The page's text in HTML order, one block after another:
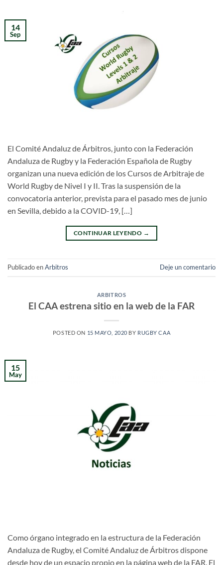
14
Sep
El Comité Andaluz de Árbitros, junto con la Federación
Andaluza de Rugby y la Federación Española de Rugby
organizan una nueva edición de los Cursos de Arbitraje de
World Rugby de Nivel I y II. Tras la suspensión de la
convocatoria anterior, prevista para el pasado mes de junio
en Sevilla, debido a la COVID-19, […]
CONTINUAR LEYENDO →
Publicado enArbitros Deje un comentario
ARBITROS
El CAA estrena sitio en la web de la FAR
POSTED ON 15 MAYO, 2020 BY RUGBY CAA
15
May
Como órgano integrado en la estructura de la Federación
Andaluza de Rugby, el Comité Andaluz de Árbitros dispone
desde hoy de un espacio propio en la página web de la FAR. El